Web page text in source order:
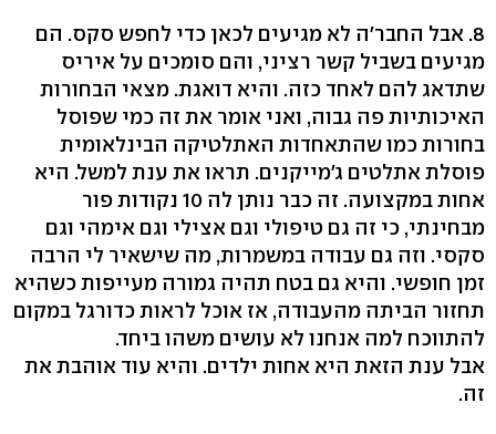
8. אבל החבר'ה לא מגיעים לכאן כדי לחפש סקס. הם
מגיעים בשביל קשר רציני, והם סומכים על איריס
שתדאג להם לאחד כזה. והיא דואגת. מצאי הבחורות
האיכותיות פה גבוה, ואני אומר את זה כמי שפוסל
בחורות כמו שהתאחדות האתלטיקה הבינלאומית
פוסלת אתלטים ג'מייקנים. תראו את ענת למשל. היא
אחות במקצועה. זה כבר נותן לה 10 נקודות פור
מבחינתי, כי זה גם טיפולי וגם אצילי וגם אימהי וגם
סקסי. וזה גם עבודה במשמרות, מה שישאיר לי הרבה
זמן חופשי. והיא גם בטח תהיה גמורה מעייפות כשהיא
תחזור הביתה מהעבודה, אז אוכל לראות כדורגל במקום
להתווכח למה אנחנו לא עושים משהו ביחד.
אבל ענת הזאת היא אחות ילדים. והיא עוד אוהבת את
זה.